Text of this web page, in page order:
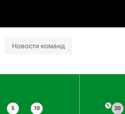
Новости команд
5 10 20